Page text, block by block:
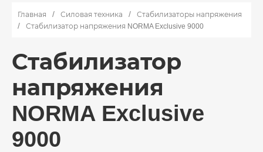
Главная Силовая техника
Стабилизаторы напряжения
Стабилизатор напряжения NORMA Exclusive 9000
Стабилизатор
напряжения
NORMA Exclusive
9000